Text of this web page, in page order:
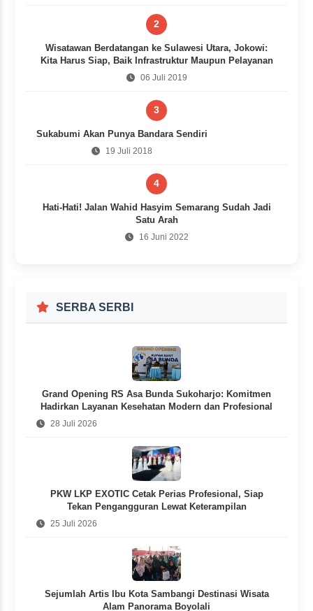
2
Wisatawan Berdatangan ke Sulawesi Utara, Jokowi:
Kita Harus Siap, Baik Infrastruktur Maupun Pelayanan
06 Juli 2019
3
Sukabumi Akan Punya Bandara Sendiri
19 Juli 2018
4
Hati-Hati! Jalan Wahid Hasyim Semarang Sudah Jadi
Satu Arah
16 Juni 2022
SERBA SERBI
Grand Opening RS Asa Bunda Sukoharjo: Komitmen
Hadirkan Layanan Kesehatan Modern dan Profesional
28 Juli 2026
PKW LKP EXOTIC Cetak Perias Profesional, Siap
Tekan Pengangguran Lewat Keterampilan
25 Juli 2026
Sejumlah Artis Ibu Kota Sambangi Destinasi Wisata
Alam Panorama Boyolali